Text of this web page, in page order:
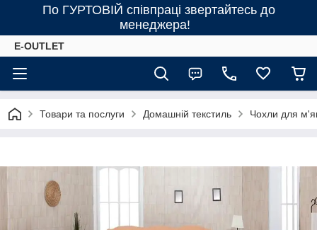
По ГУРТОВІЙ співпраці звертайтесь до
менеджера!
E-OUTLET
Товари та послуги Домашній текстиль Чохли для